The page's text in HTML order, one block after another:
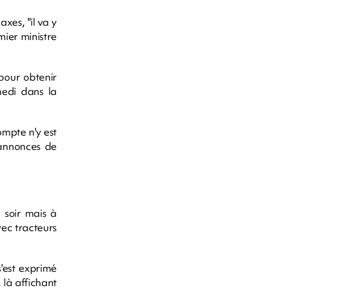
"il va y
ministre
obtenir
dans la
n'y est
de
mais à
tracteurs
exprimé
là affichant